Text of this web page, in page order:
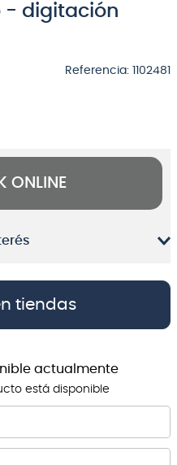
- digitación
Referencia: 1102481
ONLINE
tiendas
actualmente
está disponible